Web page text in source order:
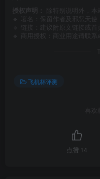
授权声明：
除特别说明外，本
🔹 署名：保留作者及 邪恶天使
🔹 链接：建议附原文链接或首页
🔹 商用授权：商业用途请联系
飞机杯评测
喜
点赞 14